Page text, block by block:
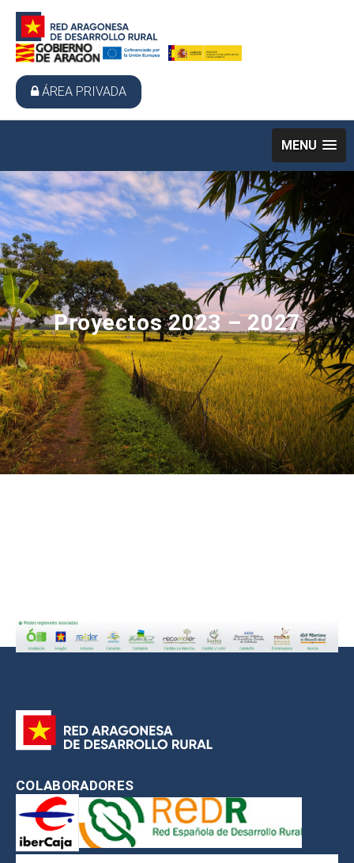
ÁREA PRIVADA
MENU
Proyectos 2023 – 2027
COLABORADORES